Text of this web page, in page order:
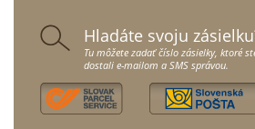
Hladáte svoju
Tu môžete zadať číslo zásielky, ktoré
dostali e-mailom a SMS správou.